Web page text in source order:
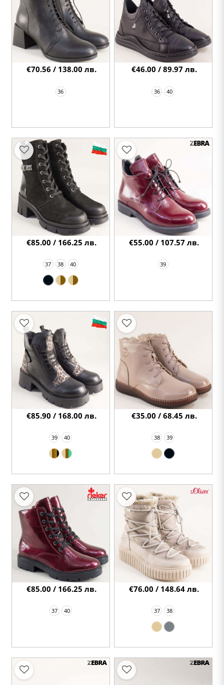
36
€70.56 / 138.00 лв.
36 40
€46.00 / 89.97 лв.
37 38 40
€85.00 / 166.25 лв.
39
€55.00 / 107.57 лв.
39 40
€85.90 / 168.00 лв.
38 39
€35.00 / 68.45 лв.
37 40
€85.00 / 166.25 лв.
37 38
€76.00 / 148.64 лв.